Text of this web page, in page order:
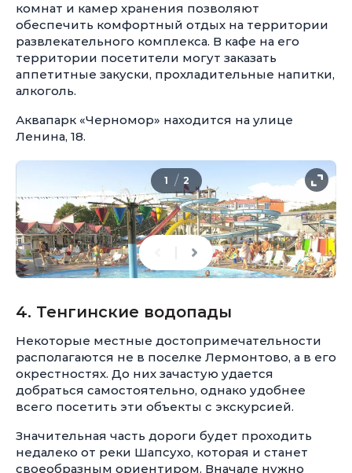
комнат и камер хранения позволяют
обеспечить комфортный отдых на территории
развлекательного комплекса. В кафе на его
территории посетители могут заказать
аппетитные закуски, прохладительные напитки,
алкоголь.
Аквапарк «Черномор» находится на улице
Ленина, 18.
1 / 2
4. Тенгинские водопады
Некоторые местные достопримечательности
располагаются не в поселке Лермонтово, а в его
окрестностях. До них зачастую удается
добраться самостоятельно, однако удобнее
всего посетить эти объекты с экскурсией.
Значительная часть дороги будет проходить
недалеко от реки Шапсухо, которая и станет
своеобразным ориентиром. Вначале нужно